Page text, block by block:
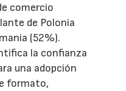
comercio
de Polonia
(52%).
la confianza
una adopción
formato,